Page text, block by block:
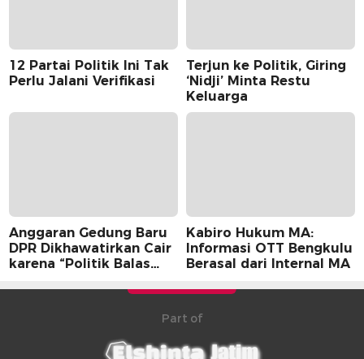
12 Partai Politik Ini Tak
Perlu Jalani Verifikasi
Terjun ke Politik, Giring
‘Nidji’ Minta Restu
Keluarga
Anggaran Gedung Baru
DPR Dikhawatirkan Cair
karena “Politik Balas
Kabiro Hukum MA:
Informasi OTT Bengkulu
Berasal dari Internal MA
Part of